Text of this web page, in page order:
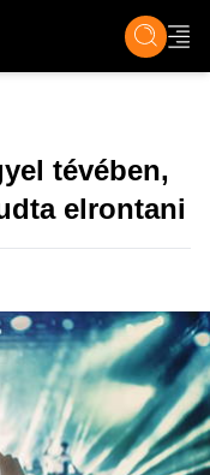
ÉLET TECH &
tévében,
elrontani